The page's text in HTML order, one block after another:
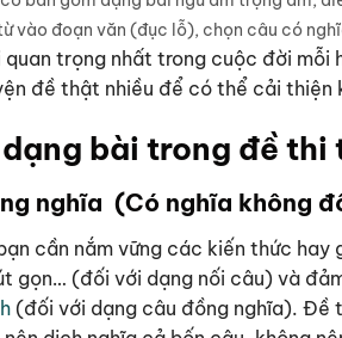
vào đoạn văn (đục lỗ), chọn câu có
trọng nhất trong cuộc đời
đề thật nhiều để có thể cải
bài trong đề thi
nghĩa (Có nghĩa không
cần nắm vững các kiến thức hay
gọn… (đối với dạng nối câu) và
(đối với dạng câu đồng nghĩa). Đề